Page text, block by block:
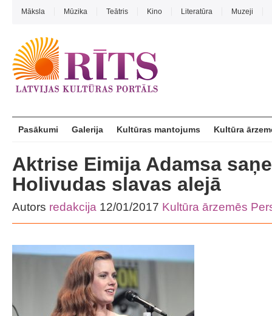
Māksla Mūzika Teātris Kino Literatūra Muzeji
Pasākumi Galerija Kultūras mantojums Kultūra
Aktrise Eimija Adamsa
Holivudas slavas alejā
Autors redakcija 12/01/2017 Kultūra ārzemēs